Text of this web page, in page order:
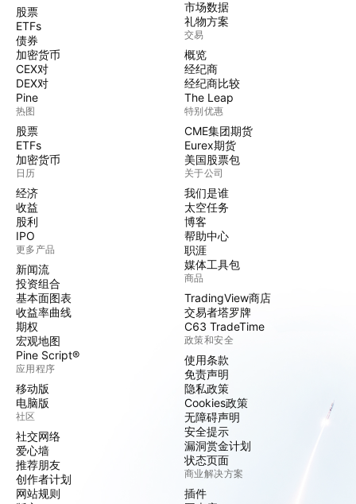
股票
ETFs
债券
加密货币
CEX对
DEX对
Pine
热图
股票
ETFs
加密货币
日历
经济
收益
股利
IPO
更多产品
新闻流
投资组合
基本面图表
收益率曲线
期权
宏观地图
Pine Script®
应用程序
移动版
电脑版
社区
社交网络
爱心墙
推荐朋友
创作者计划
网站规则
市场数据
礼物方案
交易
概览
经纪商
经纪商比较
The Leap
特别优惠
CME集团期货
Eurex期货
美国股票包
关于公司
我们是谁
太空任务
博客
帮助中心
职涯
媒体工具包
商品
TradingView商店
交易者塔罗牌
C63 TradeTime
政策和安全
使用条款
免责声明
隐私政策
Cookies政策
无障碍声明
安全提示
漏洞赏金计划
状态页面
商业解决方案
插件